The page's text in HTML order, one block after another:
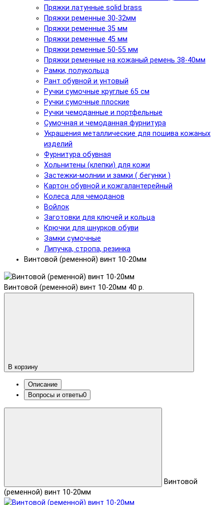
Пряжки латунные solid brass
Пряжки ременные 30-32мм
Пряжки ременные 35 мм
Пряжки ременные 45 мм
Пряжки ременные 50-55 мм
Пряжки ременные на кожаный ремень 38-40мм
Рамки, полукольца
Рант обувной и унтовый
Ручки сумочные круглые 65 см
Ручки сумочные плоские
Ручки чемоданные и портфельные
Сумочная и чемоданная фурнитура
Украшения металлические для пошива кожаных
изделий
Фурнитура обувная
Хольнитены (клепки) для кожи
Застежки-молнии и замки ( бегунки )
Картон обувной и кожгалантерейный
Колеса для чемоданов
Войлок
Заготовки для ключей и кольца
Крючки для шнурков обуви
Замки сумочные
Липучка, стропа, резинка
Винтовой (ременной) винт 10-20мм
Винтовой (ременной) винт 10-20мм 40 р.
В корзину
Описание
Вопросы и ответы0
Винтовой
(ременной) винт 10-20мм